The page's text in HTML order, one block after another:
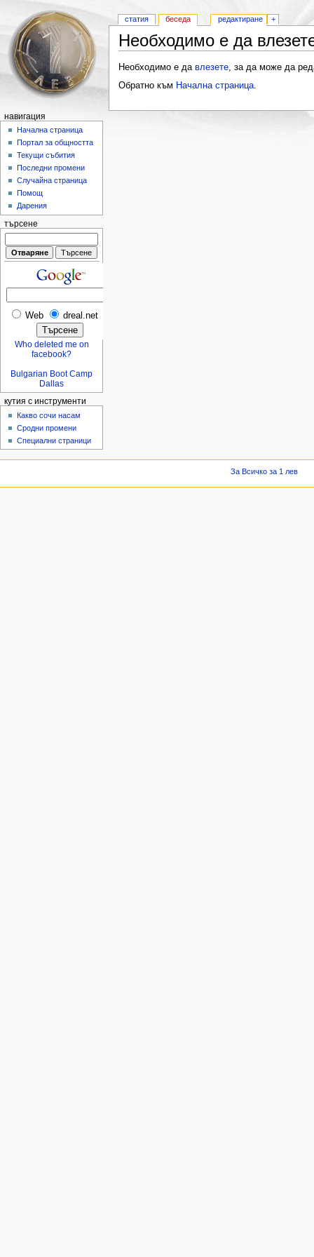
Необходимо е да
Необходимо е да влезете, за да може да
Обратно към Начална страница.
статия беседа редактиране +
навигация
Начална страница
Портал за общността
Текущи събития
Последни промени
Случайна страница
Помощ
Дарения
търсене
Web dreal.net
Who deleted me on
facebook?
Bulgarian Boot Camp
Dallas
кутия с инструменти
Какво сочи насам
Сродни промени
Специални страници
За Всичко за 1 лев